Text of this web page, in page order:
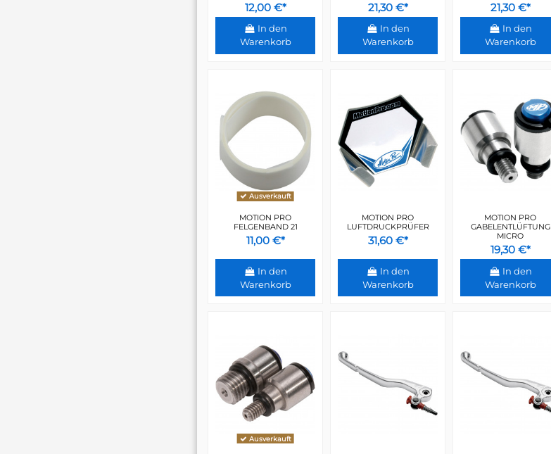
12,00 €*
In den
Warenkorb
21,30 €*
In den
Warenkorb
21,30 €*
In den
Warenkorb
Ausverkauft
MOTION PRO
FELGENBAND 21
11,00 €*
In den
Warenkorb
MOTION PRO
LUFTDRUCKPRÜFER
31,60 €*
In den
Warenkorb
MOTION PRO
GABELENTLÜFTUNG
MICRO
19,30 €*
In den
Warenkorb
Ausverkauft